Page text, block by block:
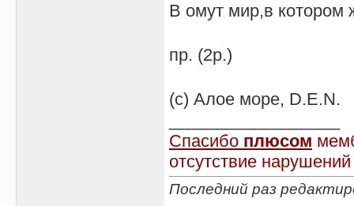
В омут мир,в котором
пр. (2р.)
(с) Алое море, D.E.N.
Спасибо плюсом
отсутствие
Последний раз